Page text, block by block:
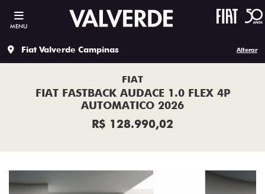
MENU
Fiat Valverde Campinas Alterar
FIAT
FIAT FASTBACK AUDACE 1.0 FLEX 4P
AUTOMATICO 2026
R$ 128.990,02